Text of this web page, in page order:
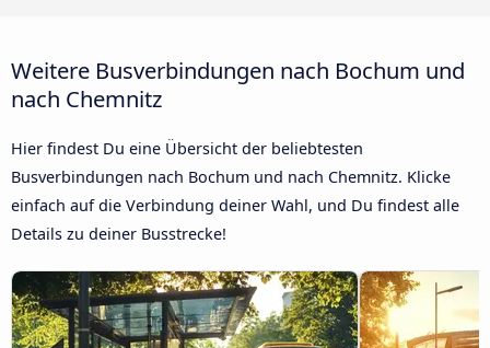
Weitere Busverbindungen nach Bochum und
nach Chemnitz
Hier findest Du eine Übersicht der beliebtesten
Busverbindungen nach Bochum und nach Chemnitz. Klicke
einfach auf die Verbindung deiner Wahl, und Du findest alle
Details zu deiner Busstrecke!